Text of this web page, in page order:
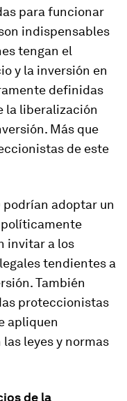
para funcionar
indispensables
tengan el
y la inversión en
definidas
la liberalización
Más que
de este
podrían adoptar un
invitar a los
tendientes a
También
proteccionistas
apliquen
leyes y normas
de la